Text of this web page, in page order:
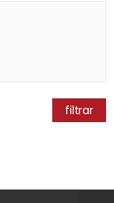
filtrar